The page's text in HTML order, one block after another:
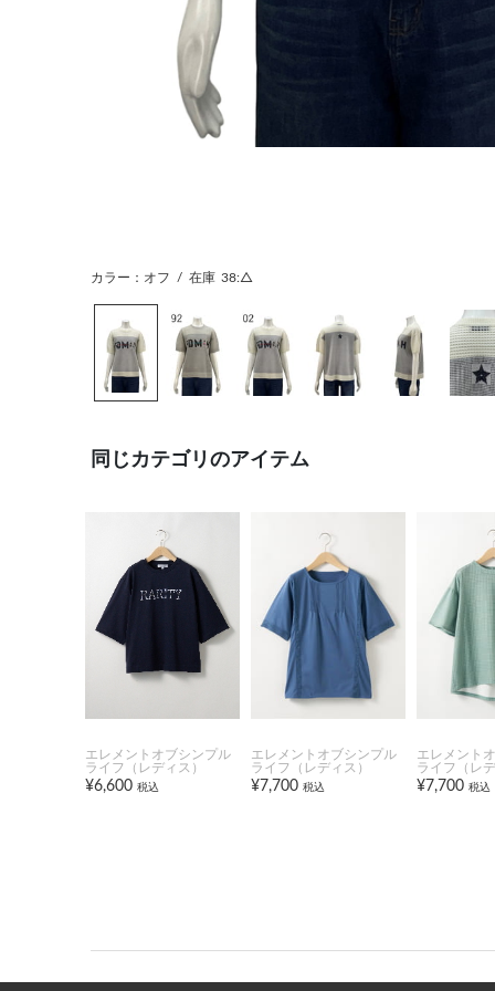
カラー：オフ / 在庫 38:△
同じカテゴリのアイテム
エレメントオブシンプル
ライフ（レディス）
¥6,600 税込
エレメントオブシンプル
ライフ（レディス）
¥7,700 税込
エレメント
ライフ（レ
¥7,700 税込